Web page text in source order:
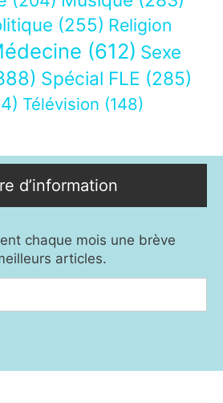
(255) Religion
(612) Sexe
Spécial FLE (285)
Télévision (148)
d’information
chaque mois une brève
articles.